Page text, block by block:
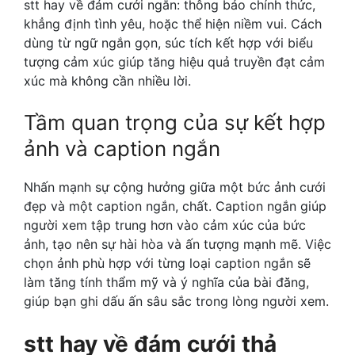
stt hay về đám cưới ngắn: thông báo chính thức,
khẳng định tình yêu, hoặc thể hiện niềm vui. Cách
dùng từ ngữ ngắn gọn, súc tích kết hợp với biểu
tượng cảm xúc giúp tăng hiệu quả truyền đạt cảm
xúc mà không cần nhiều lời.
Tầm quan trọng của sự kết hợp
ảnh và caption ngắn
Nhấn mạnh sự cộng hưởng giữa một bức ảnh cưới
đẹp và một caption ngắn, chất. Caption ngắn giúp
người xem tập trung hơn vào cảm xúc của bức
ảnh, tạo nên sự hài hòa và ấn tượng mạnh mẽ. Việc
chọn ảnh phù hợp với từng loại caption ngắn sẽ
làm tăng tính thẩm mỹ và ý nghĩa của bài đăng,
giúp bạn ghi dấu ấn sâu sắc trong lòng người xem.
stt hay về đám cưới thả